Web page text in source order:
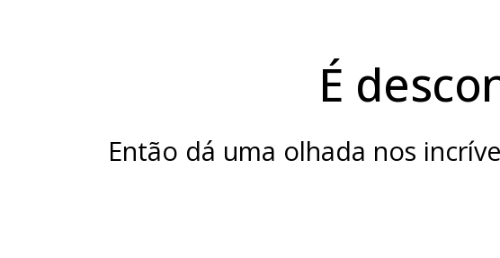
É
Então dá uma olhada nos